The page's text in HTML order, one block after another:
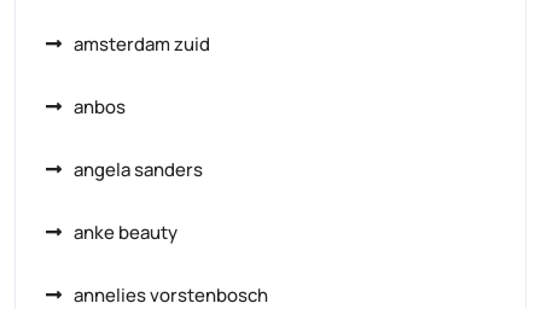
amsterdam zuid
anbos
angela sanders
anke beauty
annelies vorstenbosch